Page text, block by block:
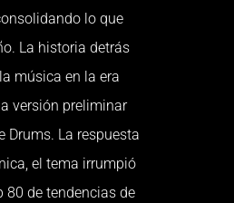
lo que
La historia detrás
música en la era
versión preliminar
Drums. La respuesta
el tema irrumpió
80 de tendencias de